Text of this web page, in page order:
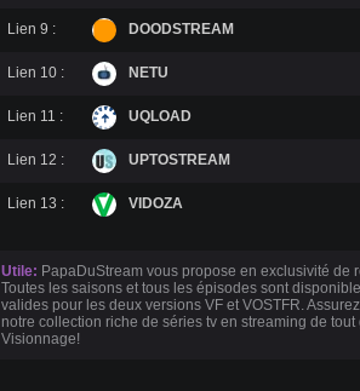
Lien 9 : DOODSTREAM
Lien 10 : NETU
Lien 11 : UQLOAD
Lien 12 : UPTOSTREAM
Lien 13 : VIDOZA
Utile: PapaDuStream vous propose en exclusivité de
Toutes les saisons et tous les épisodes sont
valides pour les deux versions VF et VOSTFR.
notre collection riche de séries tv en streaming de
Visionnage!